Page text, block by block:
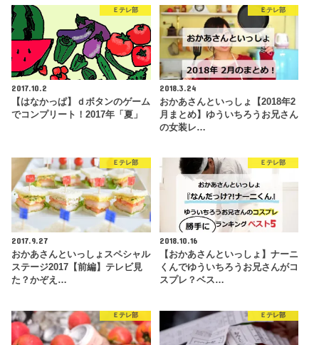
Ｅテレ部
2017.10.2
【はなかっぱ】ｄボタンのゲーム
でコンプリート！2017年「夏」
Ｅテレ部
2018.3.24
おかあさんといっしょ【2018年2
月まとめ】ゆういちろうお兄さん
の女装レ…
Ｅテレ部
2017.9.27
おかあさんといっしょスペシャル
ステージ2017【前編】テレビ見
た？かぞえ…
Ｅテレ部
2018.10.16
【おかあさんといっしょ】ナーニ
くんでゆういちろうお兄さんがコ
スプレ？ベス…
Ｅテレ部 Ｅテレ部